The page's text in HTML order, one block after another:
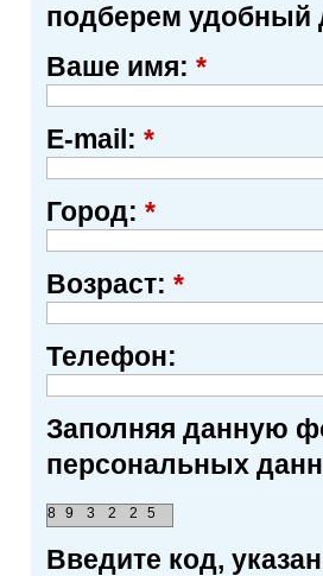
подберем удобный
Ваше имя: *
E-mail: *
Город: *
Возраст: *
Телефон:
Заполняя данную
персональных
8 3
9 2
2 5
Введите код,